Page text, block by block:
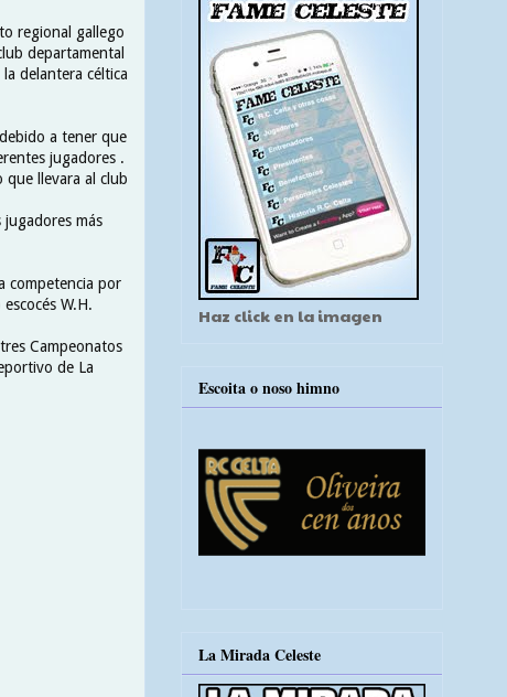
regional gallego
departamental
delantera céltica
a tener que
jugadores .
llevara al club
más
competencia por
W.H.
Campeonatos
de La
Haz click en la imagen
Escoita o noso himno
La Mirada Celeste